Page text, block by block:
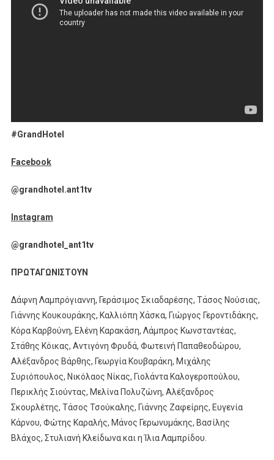
#GrandHotel
Facebook
@grandhotel.ant1tv
Instagram
@grandhotel_ant1tv
ΠΡΩΤΑΓΩΝΙΣΤΟΥΝ
Δάφνη Λαμπρόγιαννη, Γεράσιμος Σκιαδαρέσης, Τάσος Νούσιας,
Γιάννης Κουκουράκης, Καλλιόπη Χάσκα, Γιώργος Γεροντιδάκης,
Κόρα Καρβούνη, Ελένη Καρακάση, Λάμπρος Κωνσταντέας,
Στάθης Κόικας, Αντιγόνη Φρυδά, Φωτεινή Παπαθεοδώρου,
Αλέξανδρος Βάρθης, Γεωργία Κουβαράκη, Μιχάλης
Συριόπουλος, Νικόλαος Νίκας, Γιολάντα Καλογεροπούλου,
Περικλής Σιούντας, Μελίνα Πολυζώνη, Αλέξανδρος
Σκουρλέτης, Τάσος Τσούκαλης, Γιάννης Ζαφείρης, Ευγενία
Κάρνου, Φώτης Καραλής, Μάνος Γερωνυμάκης, Βασίλης
Βλάχος, Στυλιανή Κλείδωνα και η Ίλια Λαμπρίδου.